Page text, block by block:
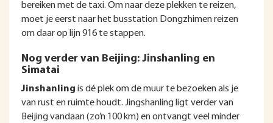
bereiken met de taxi. Om naar deze plekken te reizen,
moet je eerst naar het busstation Dongzhimen reizen
om daar op lijn 916 te stappen.
Nog verder van Beijing: Jinshanling en
Simatai
Jinshanling is dé plek om de muur te bezoeken als je
van rust en ruimte houdt. Jingshanling ligt verder van
Beijing vandaan (zo’n 100 km) en ontvangt veel minder